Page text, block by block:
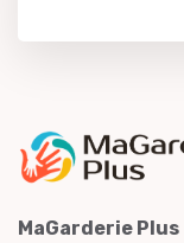
MaGarderie Plus